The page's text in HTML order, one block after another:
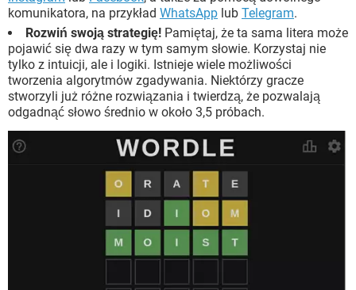
komunikatora, na przykład WhatsApp lub Telegram.
Rozwiń swoją strategię! Pamiętaj, że ta sama litera może
pojawić się dwa razy w tym samym słowie. Korzystaj nie
tylko z intuicji, ale i logiki. Istnieje wiele możliwości
tworzenia algorytmów zgadywania. Niektórzy gracze
stworzyli już różne rozwiązania i twierdzą, że pozwalają
odgadnąć słowo średnio w około 3,5 próbach.